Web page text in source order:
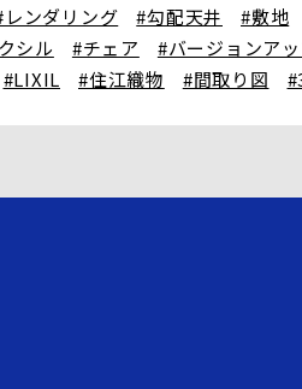
レンダリング #勾配天井 #敷地
シル #チェア #バージョンア
#LIXIL #住江織物 #間取り図